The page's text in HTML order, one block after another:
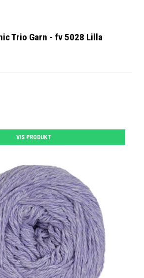
Trio Garn - fv 5028 Lilla
VIS PRODUKT